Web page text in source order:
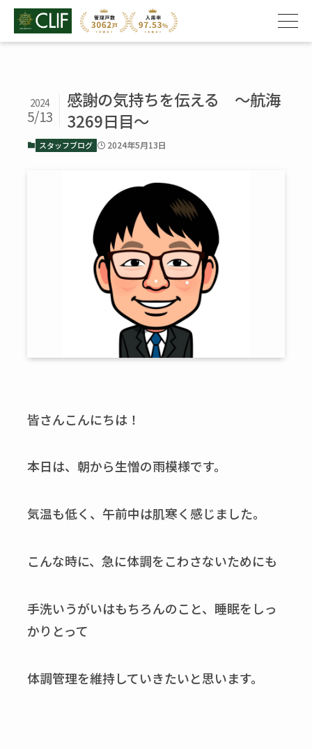
感謝の気持ちを伝える ～航海
3269日目～
2024
5/13
スタッフブログ 2024年5月13日
皆さんこんにちは！
本日は、朝から生憎の雨模様です。
気温も低く、午前中は肌寒く感じました。
こんな時に、急に体調をこわさないためにも
手洗いうがいはもちろんのこと、睡眠をしっ
かりとって
体調管理を維持していきたいと思います。